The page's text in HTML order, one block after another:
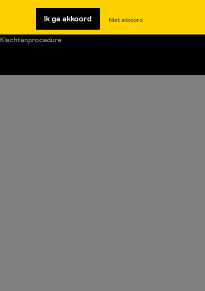
Ik ga akkoord Niet akkoord
Privacy Statement
Vragen & Contact
Klachtenprocedure